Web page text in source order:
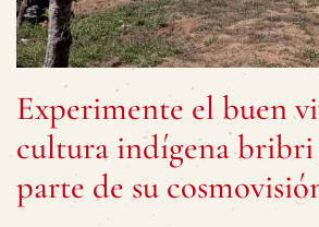
Experimente el buen
cultura indígena bribri
parte de su